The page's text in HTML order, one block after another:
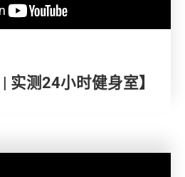
实测24小时健身室】